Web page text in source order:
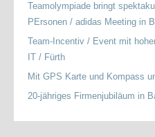
Teamolympiade bringt
PErsonen / adidas Meeting in
Team-Incentiv / Event mit
IT / Fürth
Mit GPS Karte und Kompass
20-jähriges Firmenjubiläum in